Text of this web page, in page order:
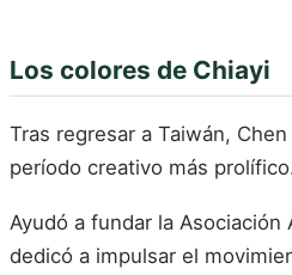
Los colores de Chiayi
Tras regresar a Taiwán,
período creativo más
Ayudó a fundar la Asociación
dedicó a impulsar el